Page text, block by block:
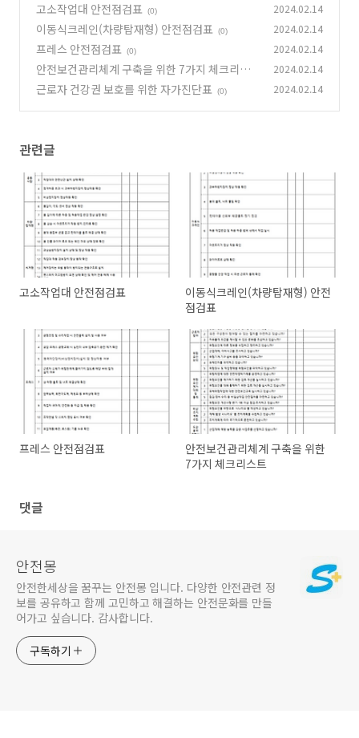
고소작업대 안전점검표 (0) 2024.02.14
이동식크레인(차량탑재형) 안전점검표 (0) 2024.02.14
프레스 안전점검표 (0) 2024.02.14
안전보건관리체계 구축을 위한 7가지 체크리스
트
(0)
2024.02.14
근로자 건강권 보호를 위한 자가진단표 (0) 2024.02.14
관련글
고소작업대 안전점검표
이동식크레인(차량탑재형) 안전
점검표
프레스 안전점검표
안전보건관리체계 구축을 위한
7가지 체크리스트
댓글
안전몽
안전한세상을 꿈꾸는 안전몽 입니다. 다양한 안전관련 정
보를 공유하고 함께 고민하고 해결하는 안전문화를 만들
어가고 싶습니다. 감사합니다.
구독하기